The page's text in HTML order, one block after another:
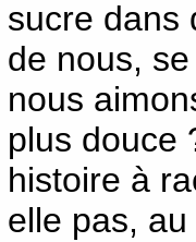
sucre dans
de nous,
nous
plus douce
histoire à
elle pas,